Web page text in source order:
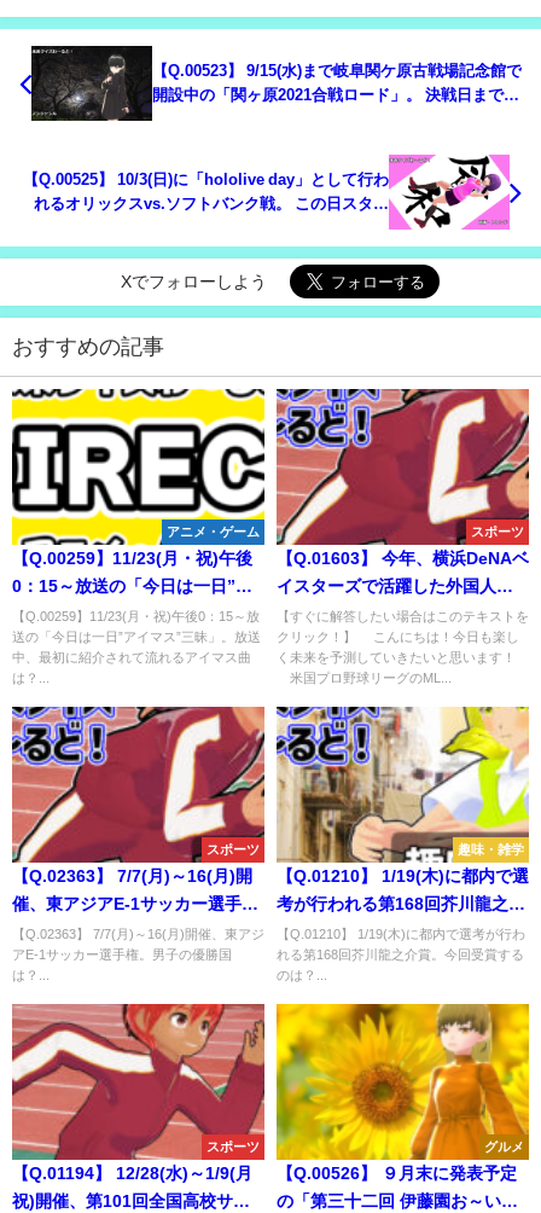
【Q.00523】 9/15(水)まで岐阜関ケ原古戦場記念館で
開設中の「関ヶ原2021合戦ロード」。 決戦日までに
【Q.00525】 10/3(日)に「hololive day」として行わ
れるオリックスvs.ソフトバンク戦。 この日スタメ
ントは？
Xでフォローしよう
おすすめの記事
アニメ・ゲーム
【Q.00259】11/23(月・祝)午後
0：15～放送の「今日は一日”ア
イマス”三昧」。放送中、最初に
紹介されて流れるアイマス曲
は？
【Q.00259】11/23(月・祝)午後0：15～放
送の「今日は一日”アイマス”三昧」。放送
中、最初に紹介されて流れるアイマス曲
は？...
スポーツ
【Q.01603】 今年、横浜DeNAベ
イスターズで活躍した外国人投
手トレバー・バウアー。 彼が
2024年に所属するチームは？
【すぐに解答したい場合はこのテキストを
クリック！】 こんにちは！今日も楽し
く未来を予測していきたいと思います！
米国プロ野球リーグのML...
スポーツ
【Q.02363】 7/7(月)～16(月)開
催、東アジアE-1サッカー選手
権。男子の優勝国は？
【Q.02363】 7/7(月)～16(月)開催、東アジ
アE-1サッカー選手権。男子の優勝国
は？...
趣味・雑学
【Q.01210】 1/19(木)に都内で選
考が行われる第168回芥川龍之介
賞。今回受賞するのは？
【Q.01210】 1/19(木)に都内で選考が行わ
れる第168回芥川龍之介賞。今回受賞する
のは？...
スポーツ
【Q.01194】 12/28(水)～1/9(月
祝)開催、第101回全国高校サッ
グルメ
【Q.00526】 ９月末に発表予定
の「第三十二回 伊藤園お～いお